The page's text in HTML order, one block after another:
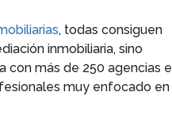
, todas consiguen
inmobiliaria, sino
con más de 250 agencias e
muy enfocado en